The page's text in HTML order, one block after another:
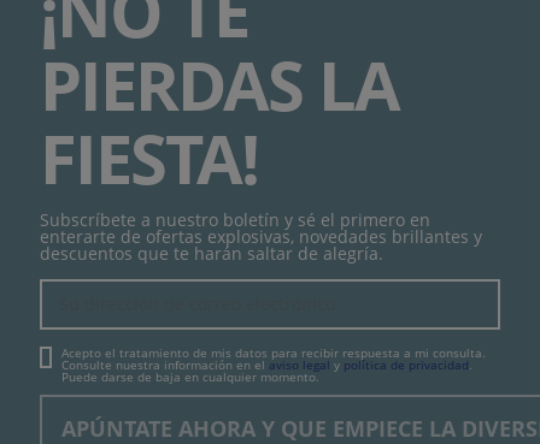
PIERDAS LA
FIESTA!
Subscríbete a nuestro boletín y sé el primero en
enterarte de ofertas explosivas, novedades brillantes y
descuentos que te harán saltar de alegría.
Acepto el tratamiento de mis datos para recibir respuesta a mi consulta.
Consulte nuestra información en el aviso legal y política de privacidad
Puede darse de baja en cualquier momento.